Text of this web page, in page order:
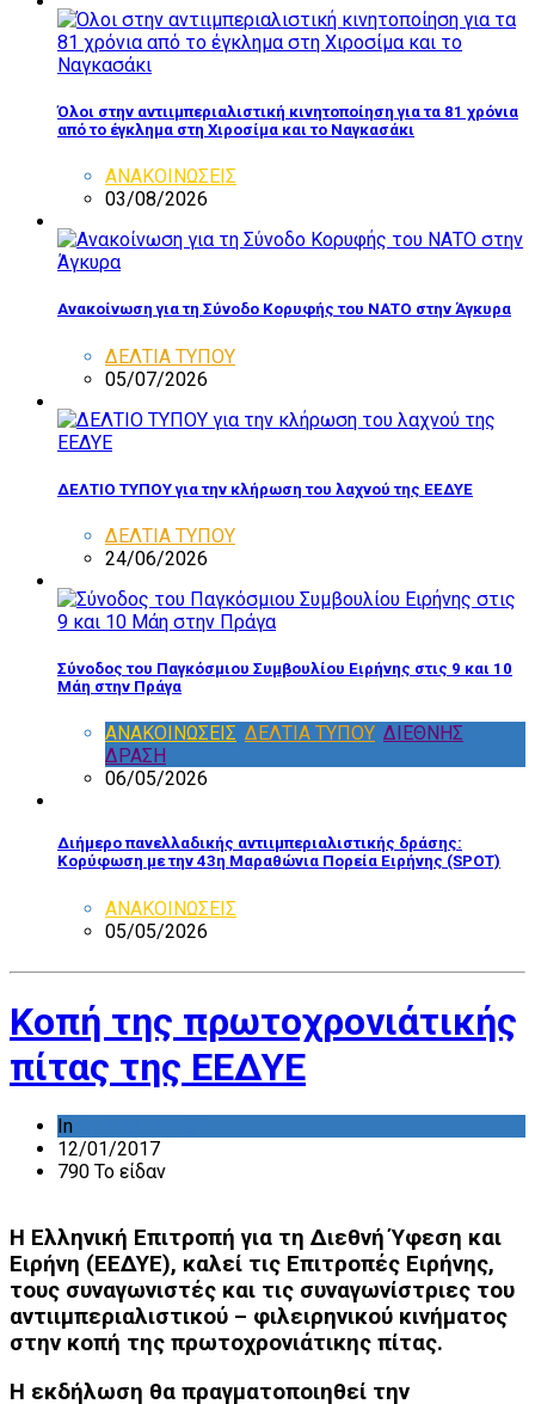
Όλοι στην αντιιμπεριαλιστική κινητοποίηση για τα 81 χρόνια
από το έγκλημα στη Χιροσίμα και το Ναγκασάκι
ΑΝΑΚΟΙΝΩΣΕΙΣ
03/08/2026
Ανακοίνωση για τη Σύνοδο Κορυφής του ΝΑΤΟ στην Άγκυρα
ΔΕΛΤΙΑ ΤΥΠΟΥ
05/07/2026
ΔΕΛΤΙΟ ΤΥΠΟΥ για την κλήρωση του λαχνού της ΕΕΔΥΕ
ΔΕΛΤΙΑ ΤΥΠΟΥ
24/06/2026
Σύνοδος του Παγκόσμιου Συμβουλίου Ειρήνης στις 9 και 10
Μάη στην Πράγα
ΑΝΑΚΟΙΝΩΣΕΙΣ ΔΕΛΤΙΑ ΤΥΠΟΥ ΔΙΕΘΝΗΣ
ΔΡΑΣΗ
06/05/2026
Διήμερο πανελλαδικής αντιιμπεριαλιστικής δράσης:
Κορύφωση με την 43η Μαραθώνια Πορεία Ειρήνης (SPOT)
ΑΝΑΚΟΙΝΩΣΕΙΣ
05/05/2026
Κοπή της πρωτοχρονιάτικής
πίτας της ΕΕΔΥΕ
In
12/01/2017
790 Το είδαν
Η Ελ­λη­νι­κή Επι­τρο­πή για τη Διε­θνή Ύφεση και
Ει­ρή­νη (ΕΕΔΥΕ), καλεί τις Επιτροπές Ειρήνης,
τους συναγωνιστές και τις συναγωνίστριες του
αντιιμπεριαλιστικού – φιλειρηνικού κινήματος
στην κοπή της πρωτοχρονιάτικης πίτας.
Η εκδήλωση θα πραγματοποιηθεί την